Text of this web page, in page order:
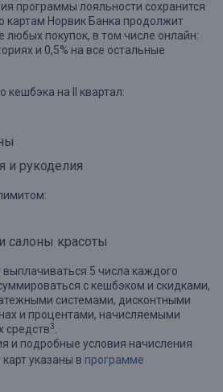
программы лояльности сохранится
картам Норвик Банка продолжит
любых покупок, в том числе онлайн:
и 0,5% на все остальные
кешбэка на II квартал:
и рукоделия
салоны красоты
5 числа каждого
с кешбэком и скидками,
системами, дисконтными
и процентами, начисляемыми
средств3
и подробные условия начисления
указаны в программе